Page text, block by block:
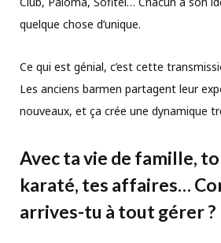
quelque chose d’unique.
Ce qui est génial, c’est cette
Les anciens barmen partagent leur
nouveaux, et ça crée une dynamique
Avec ta vie de famille,
karaté, tes affaires…
arrives-tu à tout gérer ?